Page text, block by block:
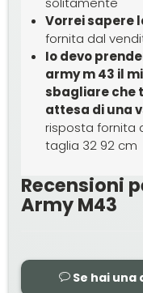
Vorrei sapere
fornita dal
Io devo
army m 43 il
sbagliare che
attesa di una
risposta fornita
taglia 32 92 cm
Recensioni
Army M43
Se hai una